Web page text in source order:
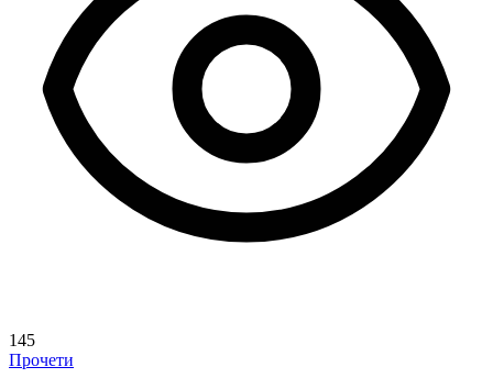
145
Прочети